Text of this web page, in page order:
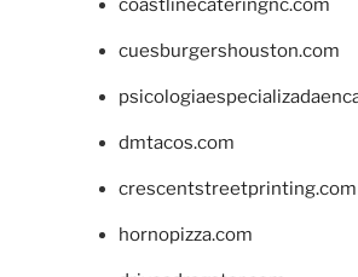
coastlinecateringnc.com
cuesburgershouston.com
dmtacos.com
crescentstreetprinting.com
hornopizza.com